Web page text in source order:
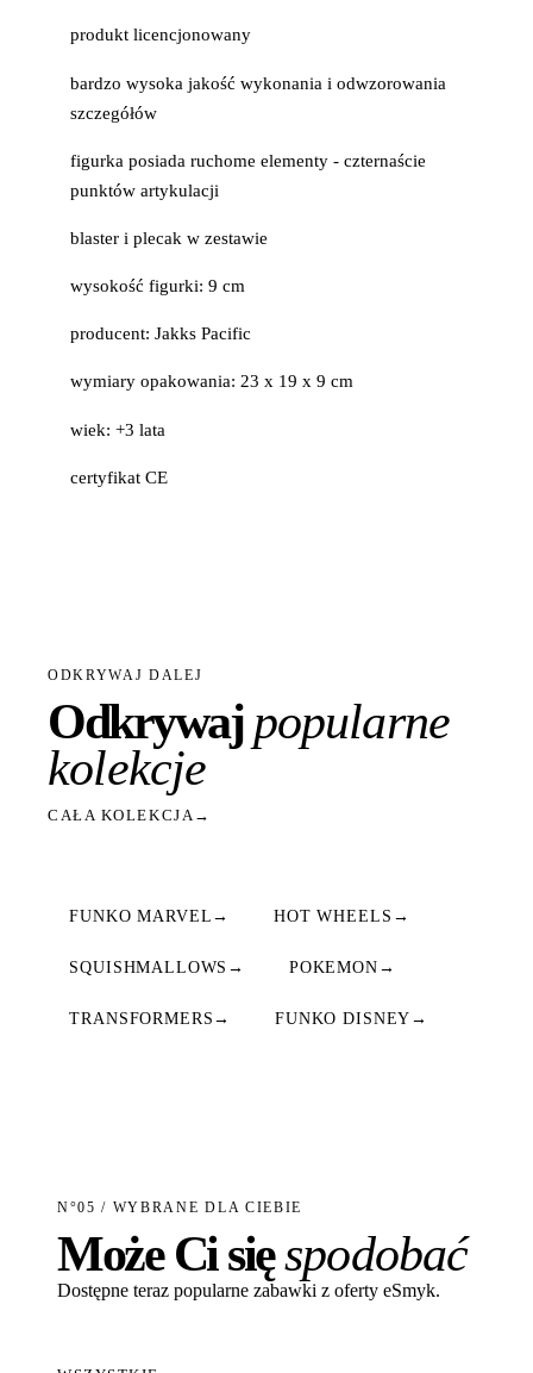
produkt licencjonowany
bardzo wysoka jakość wykonania i odwzorowania
szczegółów
figurka posiada ruchome elementy - czternaście
punktów artykulacji
blaster i plecak w zestawie
wysokość figurki: 9 cm
producent: Jakks Pacific
wymiary opakowania: 23 x 19 x 9 cm
wiek: +3 lata
certyfikat CE
ODKRYWAJ DALEJ
Odkrywajpopularne
kolekcje
CAŁA KOLEKCJA →
FUNKO MARVEL → HOT WHEELS →
SQUISHMALLOWS → POKEMON →
TRANSFORMERS → FUNKO DISNEY →
N°05 / WYBRANE DLA CIEBIE
Może Ci sięspodobać
Dostępne teraz popularne zabawki z oferty eSmyk.